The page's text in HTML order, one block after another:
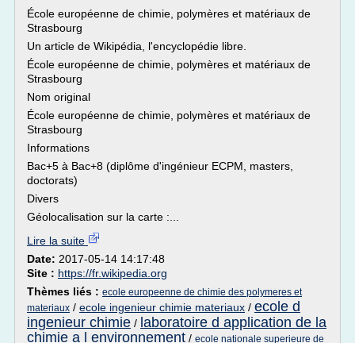
École européenne de chimie, polymères et matériaux de
Strasbourg
Un article de Wikipédia, l'encyclopédie libre.
École européenne de chimie, polymères et matériaux de
Strasbourg
Nom original
École européenne de chimie, polymères et matériaux de
Strasbourg
Informations
Bac+5 à Bac+8 (diplôme d'ingénieur ECPM, masters,
doctorats)
Divers
Géolocalisation sur la carte :...
Lire la suite
Date: 2017-05-14 14:17:48
Site : https://fr.wikipedia.org
Thèmes liés : ecole europeenne de chimie des polymeres et
materiaux / ecole ingenieur chimie materiaux / ecole d
ingenieur chimie / laboratoire d application de la
chimie a l environnement / ecole nationale superieure de